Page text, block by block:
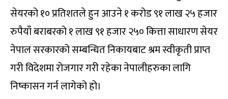
सेयरको १० प्रतिशतले हुन आउने १ करोड ९१ लाख २५ हजार
रुपैयाँ बराबरको १ लाख ९१ हजार २५० कित्ता साधारण सेयर
नेपाल सरकारको सम्बन्धित निकायबाट श्रम स्वीकृती प्राप्त
गरी विदेशमा रोजगार गरी रहेका नेपालीहरुका लागि
निष्कासन गर्न लागेको हो।